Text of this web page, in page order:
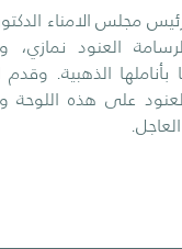
مجلس الامناء
العنود
الذهبية. وقدم
على هذه اللوحة